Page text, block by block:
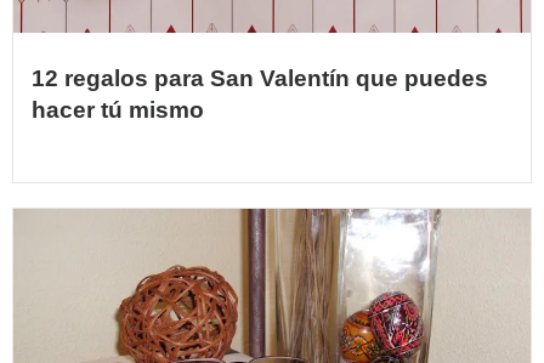
12 regalos para San Valentín que puedes
hacer tú mismo